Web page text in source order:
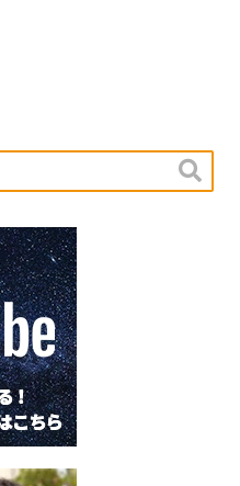
